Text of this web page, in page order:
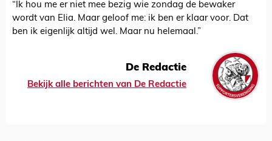
“Ik hou me er niet mee bezig wie zondag de bewaker
wordt van Elia. Maar geloof me: ik ben er klaar voor. Dat
ben ik eigenlijk altijd wel. Maar nu helemaal.”
De Redactie
Bekijk alle berichten van De Redactie